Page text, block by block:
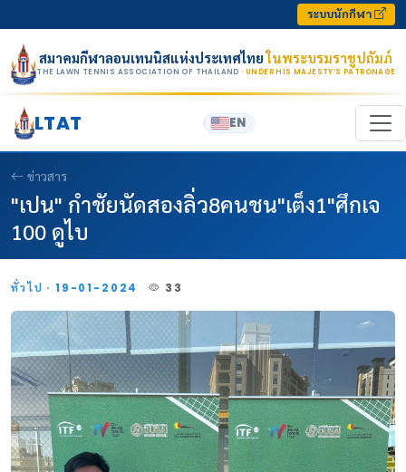
ระบบนักกีฬา
สมาคมกีฬาลอนเทนนิสแห่งประเทศไทยในพระบรมราชูปถัมภ์
THE LAWN TENNIS ASSOCIATION OF THAILAND · UNDER HIS MAJESTY’S PATRONAGE
LTAT EN
ข่าวสาร
"เปน" กำชัยนัดสองลิ่ว8คนชน"เต็ง1"ศึกเจ
100 ดูไบ
ทั่วไป · 19-01-2024 33